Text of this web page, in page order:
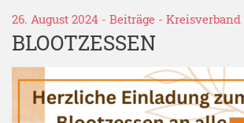
26. August 2024 - Beiträge - Kreisverband
BLOOTZESSEN